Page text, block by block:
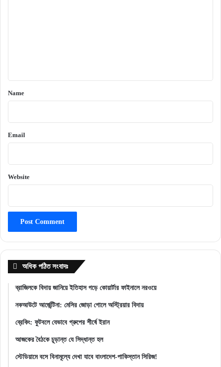
*
Name
Email
Website
অধিক পঠিত সংবাদঃ
ব্রাজিলকে বিদায় জানিয়ে ইতিহাস গড়ে কোয়ার্টার ফাইনালে নরওয়ে
নকআউটে আর্জেন্টিনা: মেসির জোড়া গোলে অস্ট্রিয়ার বিদায়
ব্রেকিং: ফুটবলে যেভাবে গ্রুপের শীর্ষে ইরান
আজকের বৈঠকে চূড়ান্ত যে সিদ্ধান্ত হল
স্টেডিয়ামে বসে বিনামূল্যে দেখা যাবে বাংলাদেশ-পাকিস্তান সিরিজ!